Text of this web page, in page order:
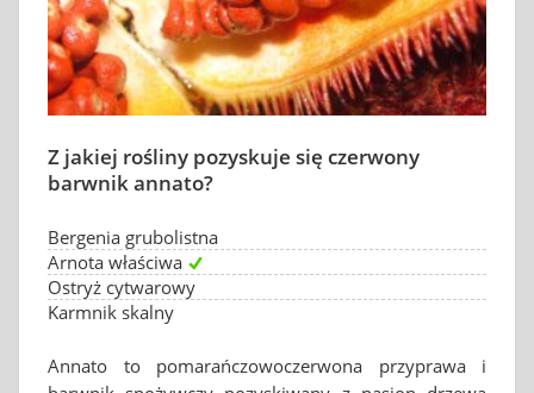
Z jakiej rośliny pozyskuje się czerwony
barwnik annato?
Bergenia grubolistna
Arnota właściwa
Ostryż cytwarowy
Karmnik skalny
Annato to pomarańczowoczerwona przyprawa i